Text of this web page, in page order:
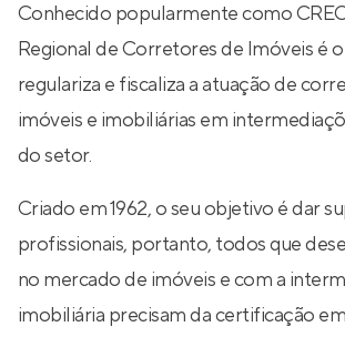
Conhecido popularmente como
Regional de Corretores de Imóveis é
regulariza e fiscaliza a atuação de
imóveis e imobiliárias em
do setor.
Criado em 1962, o seu objetivo é dar
profissionais, portanto, todos que
no mercado de imóveis e com a
imobiliária precisam da certificação